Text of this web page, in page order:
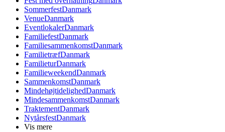
SommerfestDanmark
VenueDanmark
EventlokalerDanmark
FamiliefestDanmark
FamiliesammenkomstDanmark
FamilietræfDanmark
FamilieturDanmark
FamilieweekendDanmark
SammenkomstDanmark
MindehøjtidelighedDanmark
MindesammenkomstDanmark
TraktementDanmark
NytårsfestDanmark
Vis mere